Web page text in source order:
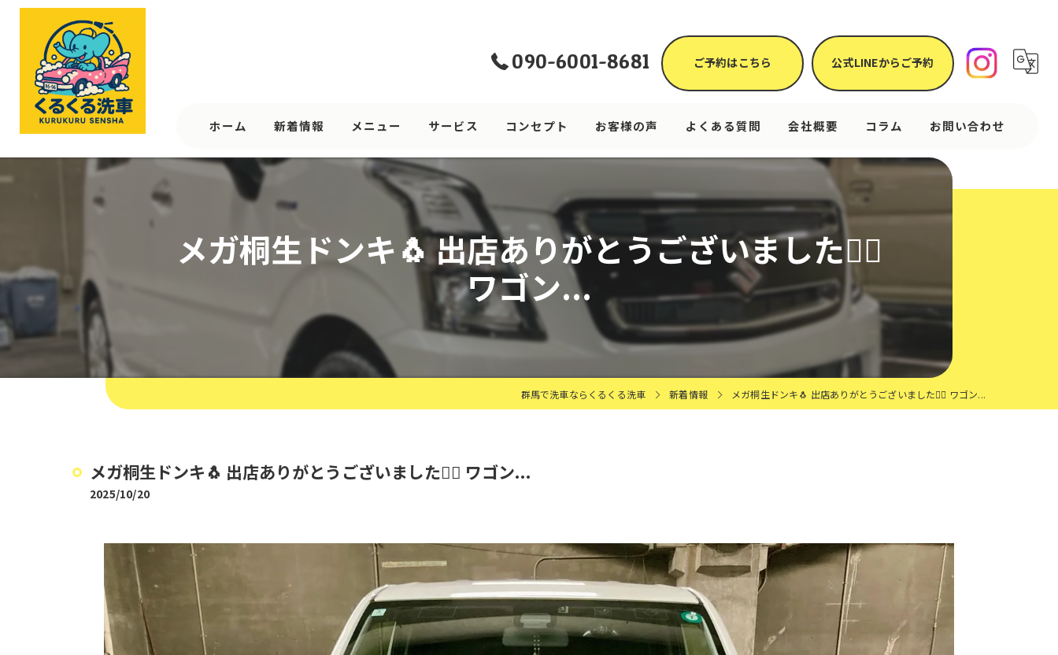
090-6001-8681 ご予約はこちら 公式LINEからご予約
ホーム 新着情報 メニュー サービス コンセプト お客様の声 よくある質問 会社概要 コラム お問い合わせ
メガ桐生ドンキ🐧 出店ありがとうございました🙇‍♂️
ワゴン...
群馬で洗車ならくるくる洗車 新着情報 メガ桐生ドンキ🐧 出店ありがとうございました🙇‍♂️ ワゴン...
メガ桐生ドンキ🐧 出店ありがとうございました🙇‍♂️ ワゴン...
2025/10/20